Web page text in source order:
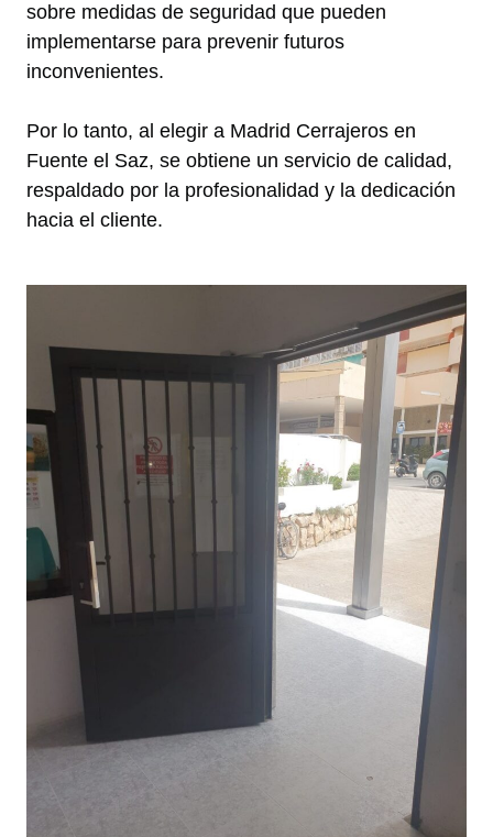
sobre medidas de seguridad que pueden
implementarse para prevenir futuros
inconvenientes.
Por lo tanto, al elegir a Madrid Cerrajeros en
Fuente el Saz, se obtiene un servicio de calidad,
respaldado por la profesionalidad y la dedicación
hacia el cliente.